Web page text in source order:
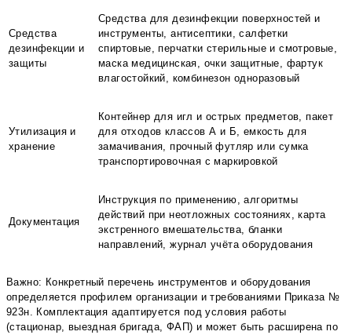
Средства
дезинфекции и
защиты
Средства для дезинфекции поверхностей и
инструменты, антисептики, салфетки
спиртовые, перчатки стерильные и смотровые,
маска медицинская, очки защитные, фартук
влагостойкий, комбинезон одноразовый
Утилизация и
хранение
Контейнер для игл и острых предметов, пакет
для отходов классов А и Б, емкость для
замачивания, прочный футляр или сумка
транспортировочная с маркировкой
Документация
Инструкция по применению, алгоритмы
действий при неотложных состояниях, карта
экстренного вмешательства, бланки
направлений, журнал учёта оборудования
Важно: Конкретный перечень инструментов и оборудования
определяется профилем организации и требованиями Приказа №
923н. Комплектация адаптируется под условия работы
(стационар, выездная бригада, ФАП) и может быть расширена по